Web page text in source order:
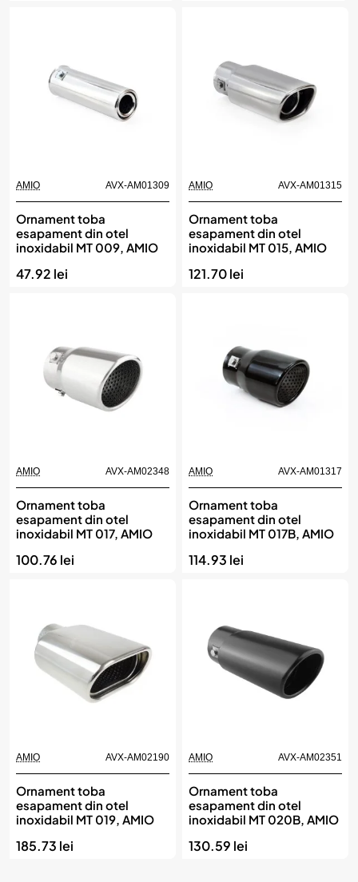
AMIO AVX-AM01309
Ornament toba
esapament din otel
inoxidabil MT 009, AMIO
47.92 lei
AMIO AVX-AM01315
Ornament toba
esapament din otel
inoxidabil MT 015, AMIO
121.70 lei
AMIO AVX-AM02348
Ornament toba
esapament din otel
inoxidabil MT 017, AMIO
100.76 lei
AMIO AVX-AM01317
Ornament toba
esapament din otel
inoxidabil MT 017B, AMIO
114.93 lei
AMIO AVX-AM02190
Ornament toba
esapament din otel
inoxidabil MT 019, AMIO
185.73 lei
AMIO AVX-AM02351
Ornament toba
esapament din otel
inoxidabil MT 020B, AMIO
130.59 lei